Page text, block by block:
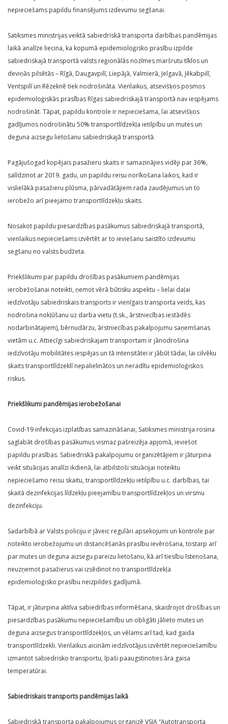
nepieciešams papildu finansējums izdevumu segšanai.
Satiksmes ministrijas veiktā sabiedriskā transporta darbības pandēmijas
laikā analīze liecina, ka kopumā epidemioloģisko prasību izpilde
sabiedriskajā transportā valsts reģionālās nozīmes maršrutu tīklos un
deviņās pilsētās – Rīgā, Daugavpilī, Liepājā, Valmierā, Jelgavā, Jēkabpilī,
Ventspilī un Rēzeknē tiek nodrošināta. Vienlaikus, atsevišķos posmos
epidemioloģiskās prasības Rīgas sabiedriskajā transportā nav iespējams
nodrošināt. Tāpat, papildu kontrole ir nepieciešama, lai atsevišķos
gadījumos nodrošinātu 50% transportlīdzekļa ietilpību un mutes un
deguna aizsegu lietošanu sabiedriskajā transportā.
Pagājušogad kopējais pasažieru skaits ir samazinājies vidēji par 36%,
salīdzinot ar 2019. gadu, un papildu reisu norīkošana laikos, kad ir
vislielākā pasažieru plūsma, pārvadātājiem rada zaudējumus un to
ierobežo arī pieejamo transportlīdzekļu skaits.
Nosakot papildu piesardzības pasākumus sabiedriskajā transportā,
vienlaikus nepieciešams izvērtēt ar to ieviešanu saistīto izdevumu
segšanu no valsts budžeta.
Priekšlikumi par papildu drošības pasākumiem pandēmijas
ierobežošanai noteikti, ņemot vērā būtisku aspektu – lielai daļai
iedzīvotāju sabiedriskais transports ir vienīgais transporta veids, kas
nodrošina nokļūšanu uz darba vietu (t.sk., ārstniecības iestādēs
nodarbinātajiem), bērnudārzu, ārstniecības pakalpojumu saņemšanas
vietām u.c. Attiecīgi sabiedriskajam transportam ir jānodrošina
iedzīvotāju mobilitātes iespējas un tā intensitātei ir jābūt tādai, lai cilvēku
skaits transportlīdzeklī nepalielinātos un neradītu epidemioloģiskos
riskus.
Priekšlikumi pandēmijas ierobežošanai
Covid-19 infekcijas izplatības samazināšanai, Satiksmes ministrija rosina
saglabāt drošības pasākumus vismaz pašreizēja apjomā, ieviešot
papildu prasības. Sabiedriskā pakalpojumu organizētājiem ir jāturpina
veikt situācijas analīzi ikdienā, lai atbilstoši situācijai noteiktu
nepieciešamo reisu skaitu, transportlīdzekļu ietilpību u.c. darbības, tai
skaitā dezinfekcijas līdzekļu pieejamību transportlīdzekļos un virsmu
dezinfekciju.
Sadarbībā ar Valsts policiju ir jāveic regulāri apsekojumi un kontrole par
noteikto ierobežojumu un distancēšanās prasību ievērošana, tostarp arī
par mutes un deguna aizsegu pareizu lietošanu, kā arī tiesību īstenošana,
neuzņemot pasažierus vai izsēdinot no transportlīdzekļa
epidemioloģisko prasību neizpildes gadījumā.
Tāpat, ir jāturpina aktīva sabiedrības informēšana, skaidrojot drošības un
piesardzības pasākumu nepieciešamību un obligāti jālieto mutes un
deguna aizsegus transportlīdzekļos, un vēlams arī tad, kad gaida
transportlīdzekli. Vienlaikus aicinām iedzīvotājus izvērtēt nepieciešamību
izmantot sabiedrisko transportu, īpaši paaugstinoties āra gaisa
temperatūrai.
Sabiedriskais transports pandēmijas laikā
Sabiedriskā transporta pakalpojumus organizē VSIA “Autotransporta